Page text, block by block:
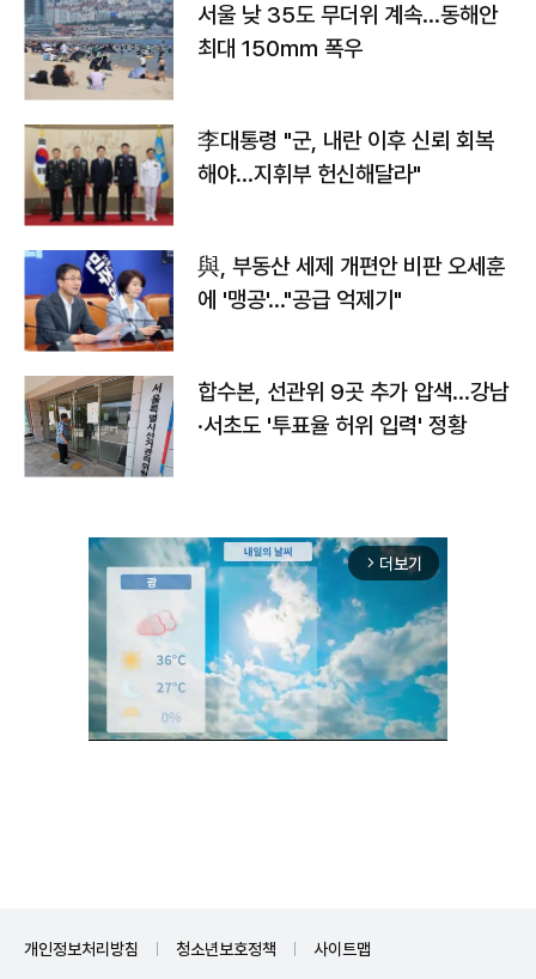
서울 낮 35도 무더위 계속…동해안
최대 150㎜ 폭우
李대통령 "군, 내란 이후 신뢰 회복
해야…지휘부 헌신해달라"
與, 부동산 세제 개편안 비판 오세훈
에 '맹공'…"공급 억제기"
합수본, 선관위 9곳 추가 압색…강남
·서초도 '투표율 허위 입력' 정황
arrow_forward_ios 더보기
개인정보처리방침 청소년보호정책 사이트맵